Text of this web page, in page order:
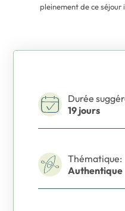
pleinement de ceséjour
Durée
19 jours
Thématique:
Authentique